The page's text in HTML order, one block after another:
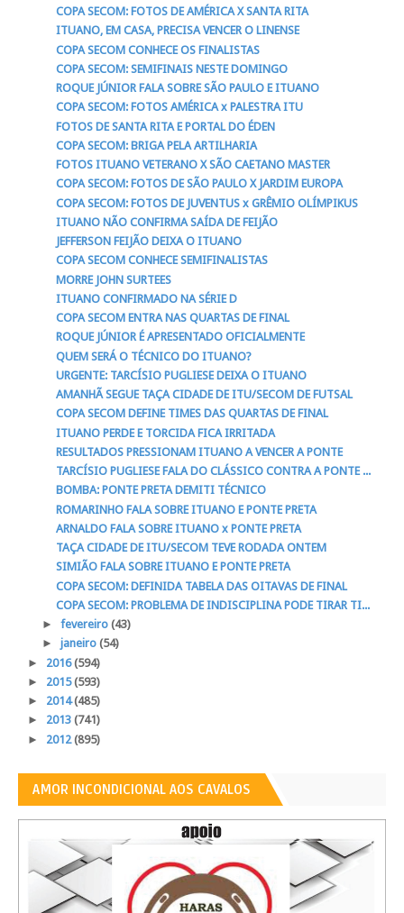
COPA SECOM: FOTOS DE AMÉRICA X SANTA RITA
ITUANO, EM CASA, PRECISA VENCER O LINENSE
COPA SECOM CONHECE OS FINALISTAS
COPA SECOM: SEMIFINAIS NESTE DOMINGO
ROQUE JÚNIOR FALA SOBRE SÃO PAULO E ITUANO
COPA SECOM: FOTOS AMÉRICA x PALESTRA ITU
FOTOS DE SANTA RITA E PORTAL DO ÉDEN
COPA SECOM: BRIGA PELA ARTILHARIA
FOTOS ITUANO VETERANO X SÃO CAETANO MASTER
COPA SECOM: FOTOS DE SÃO PAULO X JARDIM EUROPA
COPA SECOM: FOTOS DE JUVENTUS x GRÊMIO OLÍMPIKUS
ITUANO NÃO CONFIRMA SAÍDA DE FEIJÃO
JEFFERSON FEIJÃO DEIXA O ITUANO
COPA SECOM CONHECE SEMIFINALISTAS
MORRE JOHN SURTEES
ITUANO CONFIRMADO NA SÉRIE D
COPA SECOM ENTRA NAS QUARTAS DE FINAL
ROQUE JÚNIOR É APRESENTADO OFICIALMENTE
QUEM SERÁ O TÉCNICO DO ITUANO?
URGENTE: TARCÍSIO PUGLIESE DEIXA O ITUANO
AMANHÃ SEGUE TAÇA CIDADE DE ITU/SECOM DE FUTSAL
COPA SECOM DEFINE TIMES DAS QUARTAS DE FINAL
ITUANO PERDE E TORCIDA FICA IRRITADA
RESULTADOS PRESSIONAM ITUANO A VENCER A PONTE
TARCÍSIO PUGLIESE FALA DO CLÁSSICO CONTRA A PONTE ...
BOMBA: PONTE PRETA DEMITI TÉCNICO
ROMARINHO FALA SOBRE ITUANO E PONTE PRETA
ARNALDO FALA SOBRE ITUANO x PONTE PRETA
TAÇA CIDADE DE ITU/SECOM TEVE RODADA ONTEM
SIMIÃO FALA SOBRE ITUANO E PONTE PRETA
COPA SECOM: DEFINIDA TABELA DAS OITAVAS DE FINAL
COPA SECOM: PROBLEMA DE INDISCIPLINA PODE TIRAR TI...
► fevereiro (43)
► janeiro (54)
► 2016(594)
► 2015(593)
► 2014(485)
► 2013 (741)
► 2012(895)
AMOR INCONDICIONAL AOS CAVALOS